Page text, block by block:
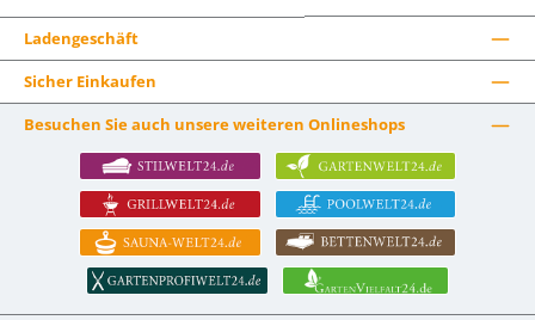
Ladengeschäft
Sicher Einkaufen
Besuchen Sie auch unsere weiteren Onlineshops